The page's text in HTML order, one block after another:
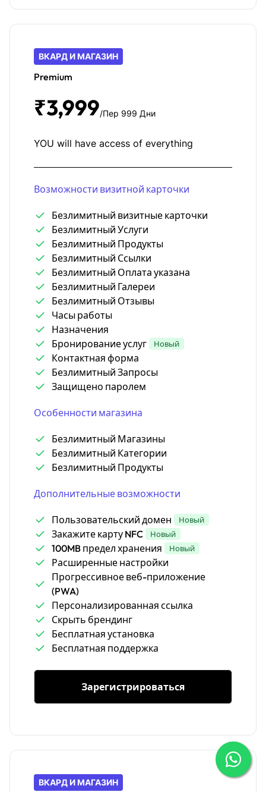
ВКАРД И МАГАЗИН
Premium
₹3,999/Пер 999 Дни
YOU will have access of everything
Возможности визитной карточки
Безлимитный визитные карточки
Безлимитный Услуги
Безлимитный Продукты
Безлимитный Ссылки
Безлимитный Оплата указана
Безлимитный Галереи
Безлимитный Отзывы
Часы работы
Назначения
Бронирование услуг
Новый
Контактная форма
Безлимитный Запросы
Защищено паролем
Особенности магазина
Безлимитный Магазины
Безлимитный Категории
Безлимитный Продукты
Дополнительные возможности
Пользовательский домен Новый
Закажите карту NFC Новый
100MB предел хранения Новый
Расширенные настройки
Прогрессивное веб-приложение
(PWA)
Персонализированная ссылка
Скрыть брендинг
Бесплатная установка
Бесплатная поддержка
Зарегистрироваться
ВКАРД И МАГАЗИН